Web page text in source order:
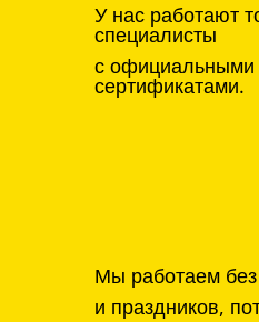
У нас работают
специалисты
с официальными
сертификатами.
Мы работаем
и праздников,